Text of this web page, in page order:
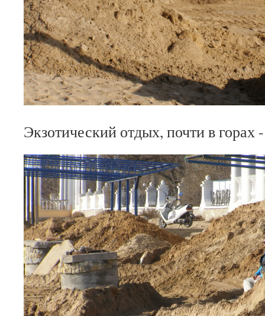
Экзотический отдых, почти в горах -